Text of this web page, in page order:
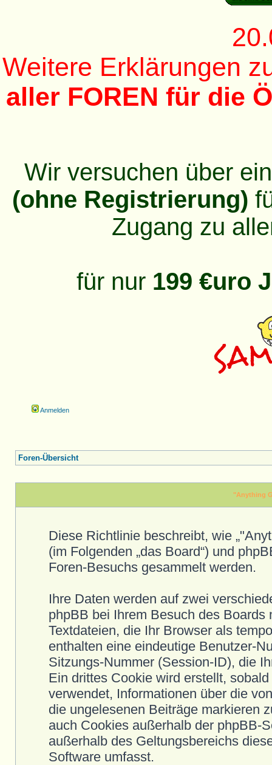
Weitere Erklärungen
aller FOREN für die
Wir versuchen über
(ohne Registrierung)
Zugang zu
für nur 199 €uro
Anmelden
Foren-Übersicht
"Anything
Diese Richtlinie beschreibt, wie
(im Folgenden „das Board“) und
Foren-Besuchs gesammelt werden.
Ihre Daten werden auf zwei
phpBB bei Ihrem Besuch des
Textdateien, die Ihr Browser als
enthalten eine eindeutige Benutzer-
Sitzungs-Nummer (Session-ID), die
Ein drittes Cookie wird erstellt,
verwendet, Informationen über die
die ungelesenen Beiträge markieren
auch Cookies außerhalb der phpBB-
außerhalb des Geltungsbereichs
Software umfasst.